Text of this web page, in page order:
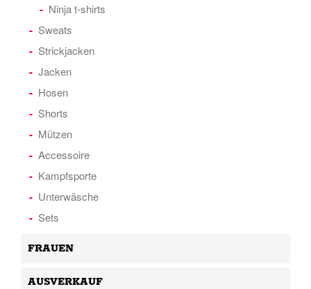
Ninja t-shirts
Sweats
Strickjacken
Jacken
Hosen
Shorts
Mützen
Accessoire
Kampfsporte
Unterwäsche
Sets
FRAUEN
AUSVERKAUF